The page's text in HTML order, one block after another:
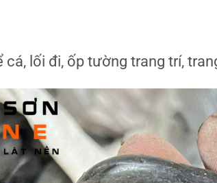
cá, lối đi, ốp tường trang trí,